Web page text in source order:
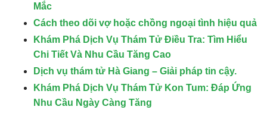
Mắc
Cách theo dõi vợ hoặc chồng ngoại tình hiệu quả
Khám Phá Dịch Vụ Thám Tử Điều Tra: Tìm Hiểu
Chi Tiết Và Nhu Cầu Tăng Cao
Dịch vụ thám tử Hà Giang – Giải pháp tin cậy.
Khám Phá Dịch Vụ Thám Tử Kon Tum: Đáp Ứng
Nhu Cầu Ngày Càng Tăng